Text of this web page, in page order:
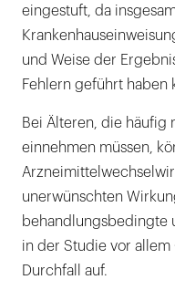
eingestuft, da
und Weise der
Fehlern geführt haben
Bei Älteren, die häufig
einnehmen müssen,
unerwünschten
behandlungsbedingte
in der Studie vor allem
Durchfall auf.